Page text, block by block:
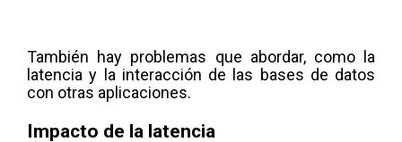
También hay problemas que abordar, como la
latencia y la interacción de las bases de datos
con otras aplicaciones.
Impacto de la latencia